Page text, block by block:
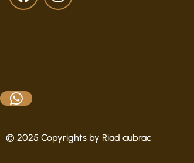
© 2025 Copyrights by Riad aubrac